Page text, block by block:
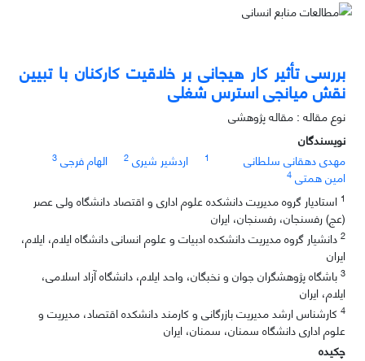
بررسی تأثیر کار هیجانی بر خلاقیت کارکنان با تبیین
نقش میانجی استرس شغلی
نوع مقاله : مقاله پژوهشی
نویسندگان
مهدی دهقانی سلطانی
1 اردشیر شیری 2 الهام فرجی 3
امین همتی 4
1 استادیار گروه مدیریت دانشکده علوم اداری و اقتصاد دانشگاه ولی عصر
(عج) رفسنجان، رفسنجان، ایران
2 دانشیار گروه مدیریت دانشکده ادبیات و علوم انسانی دانشگاه ایلام، ایلام،
ایران
3 باشگاه پژوهشگران جوان و نخبگان، واحد ایلام، دانشگاه آزاد اسلامی،
ایلام، ایران
4 کارشناس ارشد مدیریت بازرگانی و کارمند دانشکده اقتصاد، مدیریت و
علوم اداری دانشگاه سمنان، سمنان، ایران
چکیده